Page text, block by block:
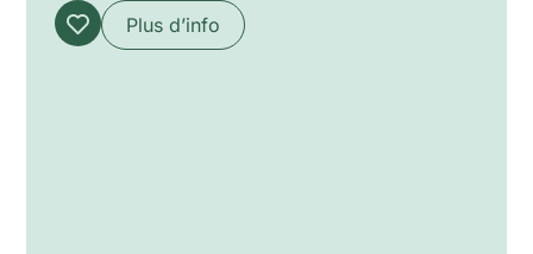
Plus d’info